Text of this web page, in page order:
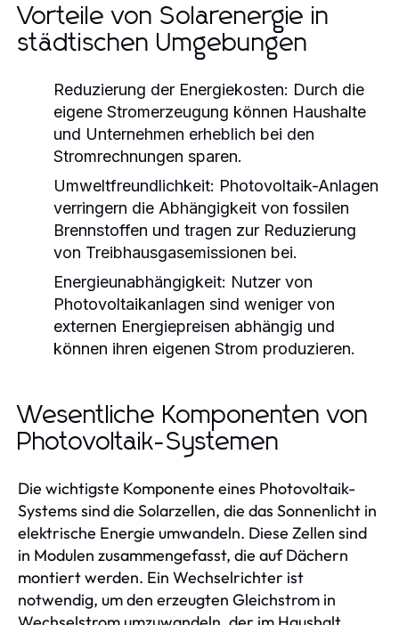
Vorteile von Solarenergie in
städtischen Umgebungen
Reduzierung der Energiekosten: Durch die
eigene Stromerzeugung können Haushalte
und Unternehmen erheblich bei den
Stromrechnungen sparen.
Umweltfreundlichkeit: Photovoltaik-Anlagen
verringern die Abhängigkeit von fossilen
Brennstoffen und tragen zur Reduzierung
von Treibhausgasemissionen bei.
Energieunabhängigkeit: Nutzer von
Photovoltaikanlagen sind weniger von
externen Energiepreisen abhängig und
können ihren eigenen Strom produzieren.
Wesentliche Komponenten von
Photovoltaik-Systemen
Die wichtigste Komponente eines Photovoltaik-
Systems sind die Solarzellen, die das Sonnenlicht in
elektrische Energie umwandeln. Diese Zellen sind
in Modulen zusammengefasst, die auf Dächern
montiert werden. Ein Wechselrichter ist
notwendig, um den erzeugten Gleichstrom in